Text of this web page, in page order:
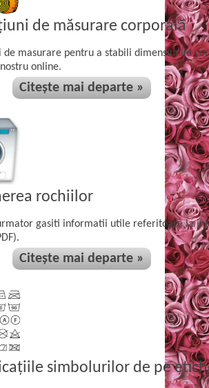
de măsurare corporală
de masurare pentru a stabili dimensiunile
online.
Citește mai departe »
rochiilor
gasiti informatii utile referitoare la
Citește mai departe »
simbolurilor de pe